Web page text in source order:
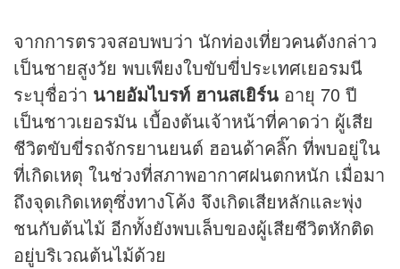
จากการตรวจสอบพบว่า นักท่องเที่ยวคนดังกล่าว
เป็นชายสูงวัย พบเพียงใบขับขี่ประเทศเยอรมนี
ระบุชื่อว่า นายอัมไบรท์ ฮานสเยิร์น อายุ 70 ปี
เป็นชาวเยอรมัน เบื้องต้นเจ้าหน้าที่คาดว่า ผู้เสีย
ชีวิตขับขี่รถจักรยานยนต์ ฮอนด้าคลิ๊ก ที่พบอยู่ใน
ที่เกิดเหตุ ในช่วงที่สภาพอากาศฝนตกหนัก เมื่อมา
ถึงจุดเกิดเหตุซึ่งทางโค้ง จึงเกิดเสียหลักและพุ่ง
ชนกับต้นไม้ อีกทั้งยังพบเล็บของผู้เสียชีวิตหักติด
อยู่บริเวณต้นไม้ด้วย